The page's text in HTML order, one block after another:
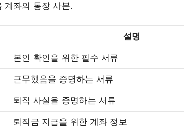
계좌의 통장 사본.
설명
본인 확인을 위한 필수 서류
근무했음을 증명하는 서류
퇴직 사실을 증명하는 서류
퇴직금 지급을 위한 계좌 정보